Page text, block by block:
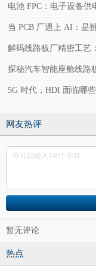
电池 FPC：电子设备供
当 PCB 厂遇上 AI：是
解码线路板厂精密工艺
探秘汽车智能座舱线路
5G 时代，HDI 面临哪
网友热评
暂无评论
热点